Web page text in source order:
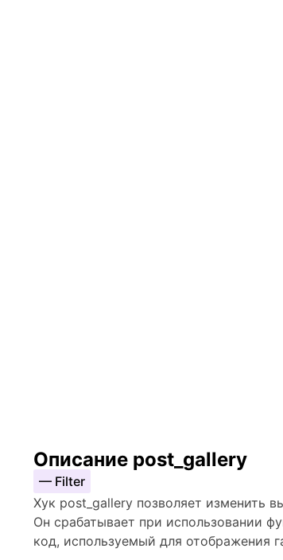
Описание post_gallery
— Filter
Хук post_gallery позволяет изменить
Он срабатывает при использовании
код, используемый для отображения